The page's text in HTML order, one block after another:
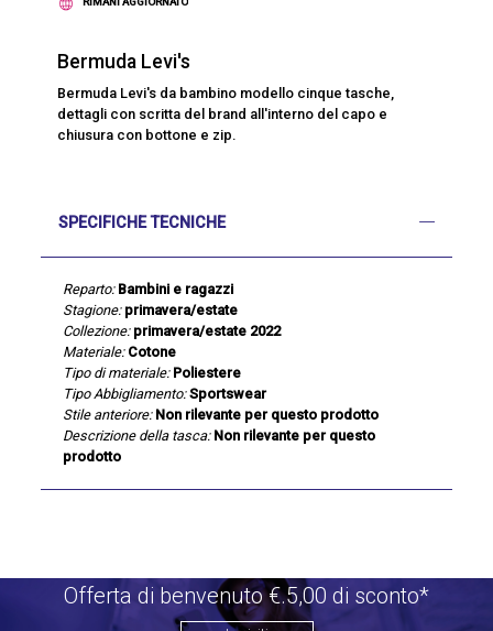
Bermuda Levi's
Bermuda Levi's da bambino modello cinque tasche,
dettagli con scritta del brand all'interno del capo e
chiusura con bottone e zip.
SPECIFICHE TECNICHE
Reparto: Bambini e ragazzi
Stagione: primavera/estate
Collezione: primavera/estate 2022
Materiale: Cotone
Tipo di materiale: Poliestere
Tipo Abbigliamento: Sportswear
Stile anteriore: Non rilevante per questo prodotto
Descrizione della tasca: Non rilevante per questo
prodotto
Offerta di benvenuto €.5,00 di sconto*